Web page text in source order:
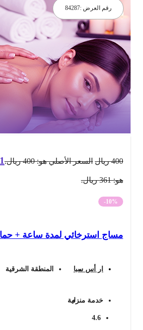
رقم العرض :84287
ريال السعر الأصلي هو: 400 ريال. 361
-10%
مساج استرخائي لمدة ساعة + حمام
ار أس سبا المنطقة الشرقية
خدمة منزلية
4.6